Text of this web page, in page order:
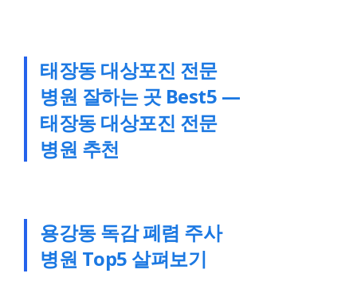
태장동 대상포진 전문
병원 잘하는 곳 Best5 —
태장동 대상포진 전문
병원 추천
용강동 독감 폐렴 주사
병원 Top5 살펴보기